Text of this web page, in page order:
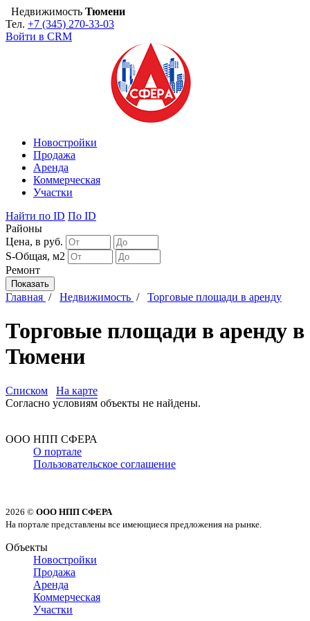
Недвижимость Тюмени
Тел. +7 (345) 270-33-03
Войти в CRM
Новостройки
Продажа
Аренда
Коммерческая
Участки
Найти по ID По ID
Районы
Цена, в руб.
S-Общая, м2
Ремонт
Главная / Недвижимость / Торговые площади в аренду
Торговые площади в аренду в
Тюмени
Списком
На карте
Согласно условиям объекты не найдены.
ООО НПП СФЕРА
О портале
Пользовательское соглашение
2026 © ООО НПП СФЕРА
На портале представлены все имеющиеся предложения на рынке.
Объекты
Новостройки
Продажа
Аренда
Коммерческая
Участки